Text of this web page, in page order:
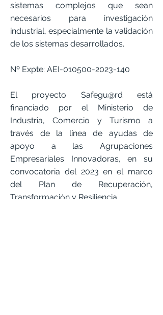
sistemas complejos que sean
necesarios para investigación
industrial, especialmente la validación
de los sistemas desarrollados.
Nº Expte: AEI-010500-2023-140
El proyecto Safegu@rd está
financiado por el Ministerio de
Industria, Comercio y Turismo a
través de la línea de ayudas de
apoyo a las Agrupaciones
Empresariales Innovadoras, en su
convocatoria del 2023 en el marco
del Plan de Recuperación,
Transformación y Resiliencia.